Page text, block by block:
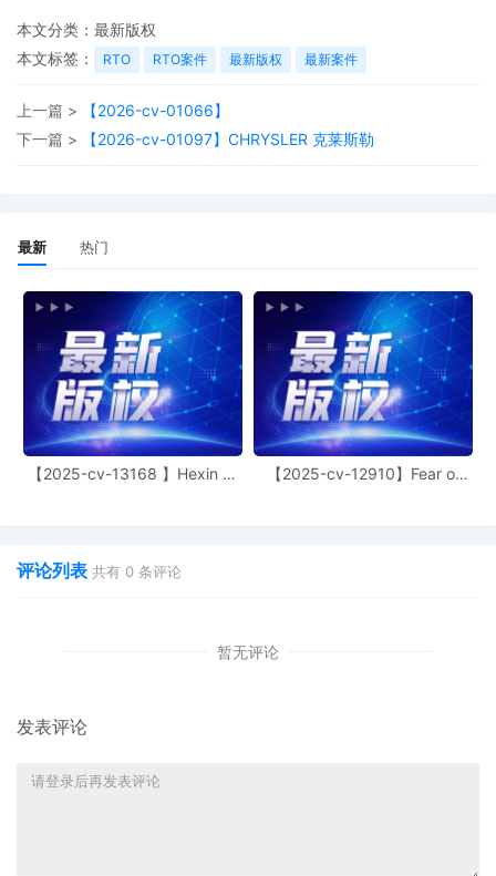
6 01/30/2026
NOTIFICATION of Affiliates pursuant to
Limited
01/30/2026 CIVIL Cover Sheet
3 01/30/2026
complaint[1]
01/30/2026
SEALED EXHIBIT by Plaintiff Dyson
Technology Limited Schedule A
regarding complaint[1]
01/30/2026
COMPLAINT filed by Dyson Technology
Limited; Filing fee $ 405, receipt number
AILNDC-24664559.
本文分类： 最新版权
本文标签：
RTO RTO案件 最新版权 最新案件
上一篇 >
【2026-cv-01066】
下一篇 >
【2026-cv-01097】CHRYSLER 克莱斯勒
最新 热门
【2025-cv-13168 】Hexin 塑
【2025-cv-12910】Fear of
评论列表 共有 0 条评论
暂无评论
发表评论